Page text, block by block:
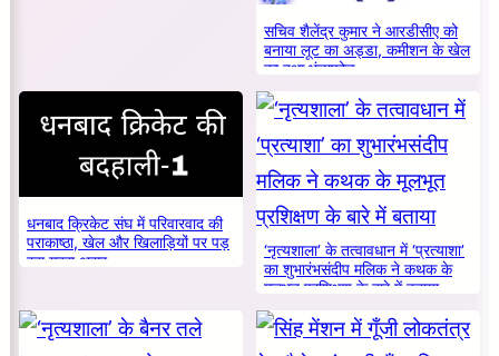
सचिव शैलेंद्र कुमार ने आरडीसीए को
बनाया लूट का अड्डा, कमीशन के खेल
का हुआ भंडाफोड़
धनबाद क्रिकेट संघ में परिवारवाद की
पराकाष्ठा, खेल और खिलाड़ियों पर पड़
रहा गहरा असर
‘नृत्यशाला’ के तत्वावधान में ‘प्रत्याशा’
का शुभारंभसंदीप मलिक ने कथक के
मूलभूत प्रशिक्षण के बारे में बताया